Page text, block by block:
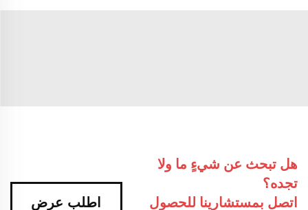
هل تبحث عن شيءٍ ما ولا
تجده؟
اتصل بمستشارينا للحصول
اطلب عرض